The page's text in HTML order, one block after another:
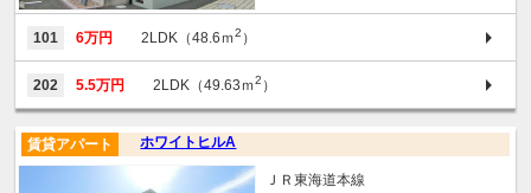
101 6万円 2LDK（48.6ｍ2 ）
202 5.5万円 2LDK（49.63ｍ2 ）
ホワイトヒルA
賃貸アパート
ＪＲ東海道本線